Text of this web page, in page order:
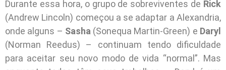
Durante essa hora, o grupo de sobreviventes de Rick
(Andrew Lincoln) começou a se adaptar a Alexandria,
onde alguns – Sasha (Sonequa Martin-Green) e Daryl
(Norman Reedus) – continuam tendo dificuldade
para aceitar seu novo modo de vida “normal”. Mas